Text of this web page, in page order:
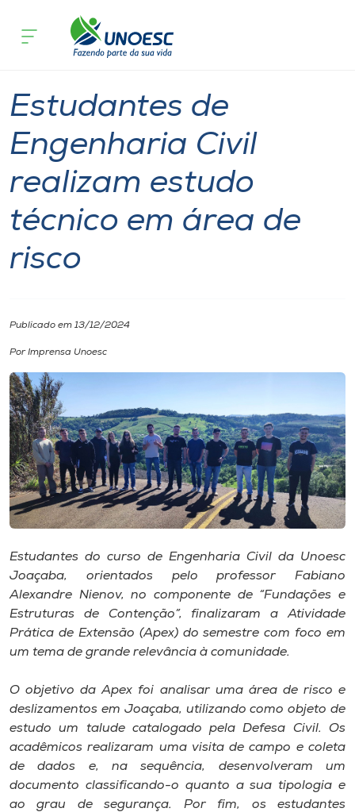
Cursos
Pesquisa
Atendimento ao Estudante
Portal de Ensino
Internacionalização
I.nova
Diplomados
Cultura
CPA
Biblioteca
Editora
Museu
Unoesc
Store
Estudantes de
Engenharia Civil
realizam estudo
técnico em área de
risco
Publicado em 13/12/2024
Por Imprensa Unoesc
Estudantes do curso de Engenharia Civil da Unoesc
Joaçaba, orientados pelo professor Fabiano
Alexandre Nienov, no componente de “Fundações e
Estruturas de Contenção”, finalizaram aAtividade
Prática de Extensão (Apex) do semestre com foco em
um tema de grande relevância à comunidade.
O objetivo daApex foi analisar uma área de risco e
deslizamentos em Joaçaba, utilizando como objeto de
estudo um talude catalogado pela Defesa Civil. Os
acadêmicos realizaram uma visita de campo e coleta
de dados e, na sequência, desenvolveram um
documento classificando-o quanto a sua tipologia e
ao grau de segurança. Por fim, os estudantes